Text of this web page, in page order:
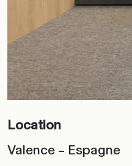
Location
Valence – Espagne